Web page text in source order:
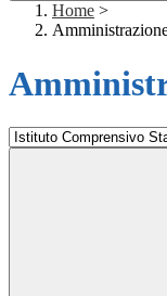
Home >